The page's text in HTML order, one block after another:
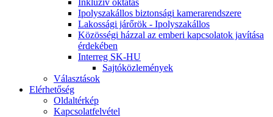
Inkluzív oktatás
Ipolyszakállos biztonsági kamerarendszere
Lakossági járőrök - Ipolyszakállos
Közösségi házzal az emberi kapcsolatok javítása
érdekében
Interreg SK-HU
Sajtóközlemények
Választások
Elérhetőség
Oldaltérkép
Kapcsolatfelvétel